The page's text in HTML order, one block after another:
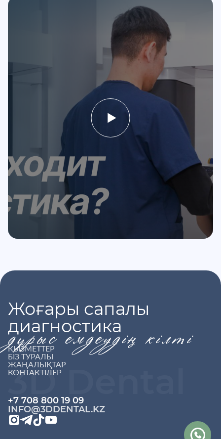
Жоғары сапалы
диагностика
дұрыс емдеудің кілті
3D Dental
ҚЫЗМЕТТЕР
БІЗ ТУРАЛЫ
ЖАҢАЛЫҚТАР
КОНТАКТІЛЕР
+7 708 800 19 09
INFO@3DDENTAL.KZ